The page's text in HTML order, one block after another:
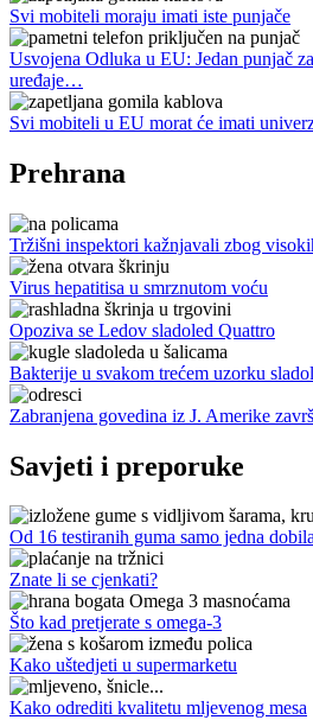
Svi mobiteli moraju imati iste punjače
Usvojena Odluka u EU: Jedan punjač
uređaje…
Svi mobiteli u EU morat će imati
Prehrana
Tržišni inspektori kažnjavali zbog
Virus hepatitisa u smrznutom voću
Opoziva se Ledov sladoled Quattro
Bakterije u svakom trećem uzorku
Zabranjena govedina iz J. Amerike
Savjeti i preporuke
Od 16 testiranih guma samo jedna
Znate li se cjenkati?
Što kad pretjerate s omega-3
Kako uštedjeti u supermarketu
Kako odrediti kvalitetu mljevenog mesa